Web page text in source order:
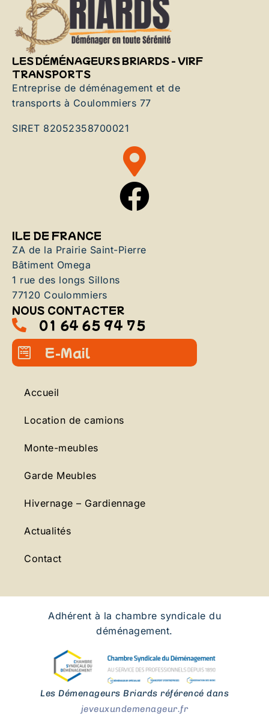
LES DÉMÉNAGEURS BRIARDS - VIRF
TRANSPORTS
Entreprise de déménagement et de
transports à Coulommiers 77
SIRET 82052358700021
ILE DE FRANCE
ZA de la Prairie Saint-Pierre
Bâtiment Omega
1 rue des longs Sillons
77120 Coulommiers
NOUS CONTACTER
01 64 65 94 75
E-Mail
Accueil
Location de camions
Monte-meubles
Garde Meubles
Hivernage – Gardiennage
Actualités
Contact
Adhérent à la chambre syndicale du
déménagement.
Les Démenageurs Briards référencé dans
jeveuxundemenageur.fr